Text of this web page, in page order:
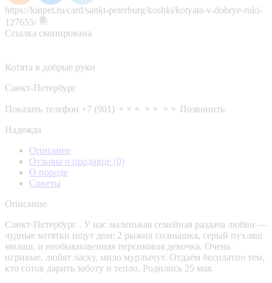
https://kinpet.ru/card/sankt-peterburg/koshki/kotyata-v-dobrye-ruki-
127655/
Ссылка скопирована
Котята в добрые руки
Санкт-Петербург
Показать телефон +7 (901) ⚬⚬⚬ ⚬⚬ ⚬⚬ Позвонить
Надежда
Описание
Отзывы о продавце (0)
О породе
Советы
Описание
Санкт-Петербург . У нас маленькая семейная раздача любви —
чудные котятки ищут дом: 2 рыжих солнышка, серый пухляш
милаш, и необыкновенная персиковая девочка. Очень
игривые, любят ласку, мило мурлычут. Отдаём бесплатно тем,
кто готов дарить заботу и тепло. Родились 25 мая.